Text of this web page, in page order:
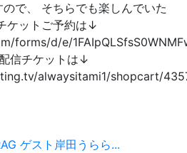
で、 そちらでも楽しんでいた
ケットご予約は↓
forms/d/e/
信チケットは↓
alwaysitami1/shopcart/
ゲスト岸田うらら...